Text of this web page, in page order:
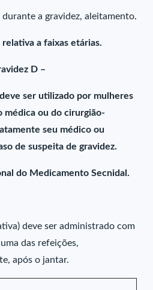
durante a gravidez, aleitamento.
a faixas etárias.
D –
ser utilizado por mulheres
médica ou do cirurgião-
seu médico ou
de suspeita de gravidez.
do Medicamento Secnidal.
deve ser administrado com
das refeições,
após o jantar.